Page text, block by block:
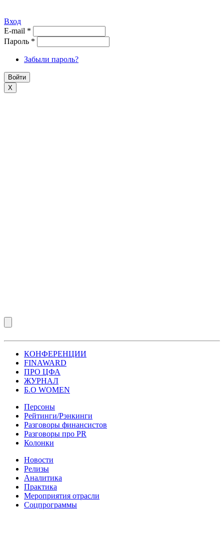
Вход
E-mail *
Пароль *
Забыли пароль?
X
КОНФЕРЕНЦИИ
FINAWARD
ПРО ЦФА
ЖУРНАЛ
Б.О WOMEN
Персоны
Рейтинги/Рэнкинги
Разговоры финансистов
Разговоры про PR
Колонки
Новости
Релизы
Аналитика
Практика
Мероприятия отрасли
Соцпрограммы